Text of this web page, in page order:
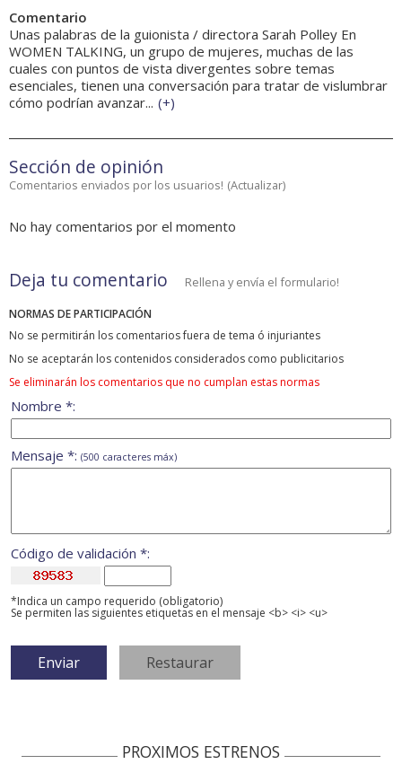
Comentario
Unas palabras de la guionista / directora Sarah Polley En
WOMEN TALKING, un grupo de mujeres, muchas de las
cuales con puntos de vista divergentes sobre temas
esenciales, tienen una conversación para tratar de vislumbrar
cómo podrían avanzar... (+)
Sección de opinión
Comentarios enviados por los usuarios! (Actualizar)
No hay comentarios por el momento
Deja tu comentario Rellena y envía el formulario!
NORMAS DE PARTICIPACIÓN
No se permitirán los comentarios fuera de tema ó injuriantes
No se aceptarán los contenidos considerados como publicitarios
Se eliminarán los comentarios que no cumplan estas normas
Nombre *:
Mensaje *: (500 caracteres máx)
Código de validación *:
*Indica un campo requerido (obligatorio)
Se permiten las siguientes etiquetas en el mensaje <b> <i> <u>
PROXIMOS ESTRENOS